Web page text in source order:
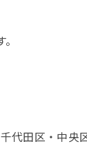
代田区・中央